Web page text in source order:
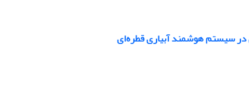
در سیستم‌ هوشمند آبیاری‌ قطره‌ای